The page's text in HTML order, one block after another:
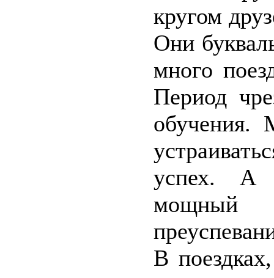
кругом
Они
много
Период
обучения.
успех. А
мощный
В